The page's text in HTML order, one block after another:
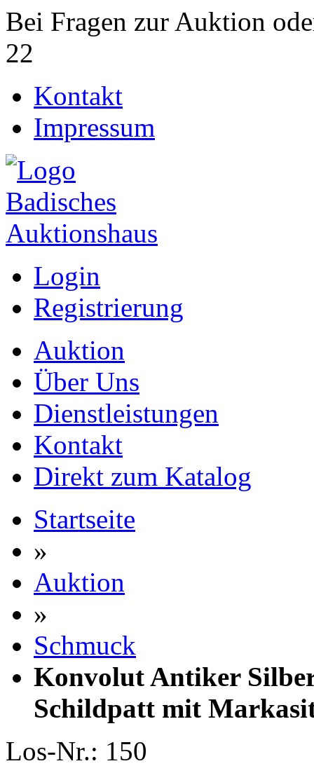
Bei Fragen zur Auktion
22
Kontakt
Impressum
Login
Registrierung
Auktion
Über Uns
Dienstleistungen
Kontakt
Direkt zum Katalog
Startseite
»
Auktion
»
Schmuck
Konvolut Antiker
Schildpatt mit
Los-Nr.: 150